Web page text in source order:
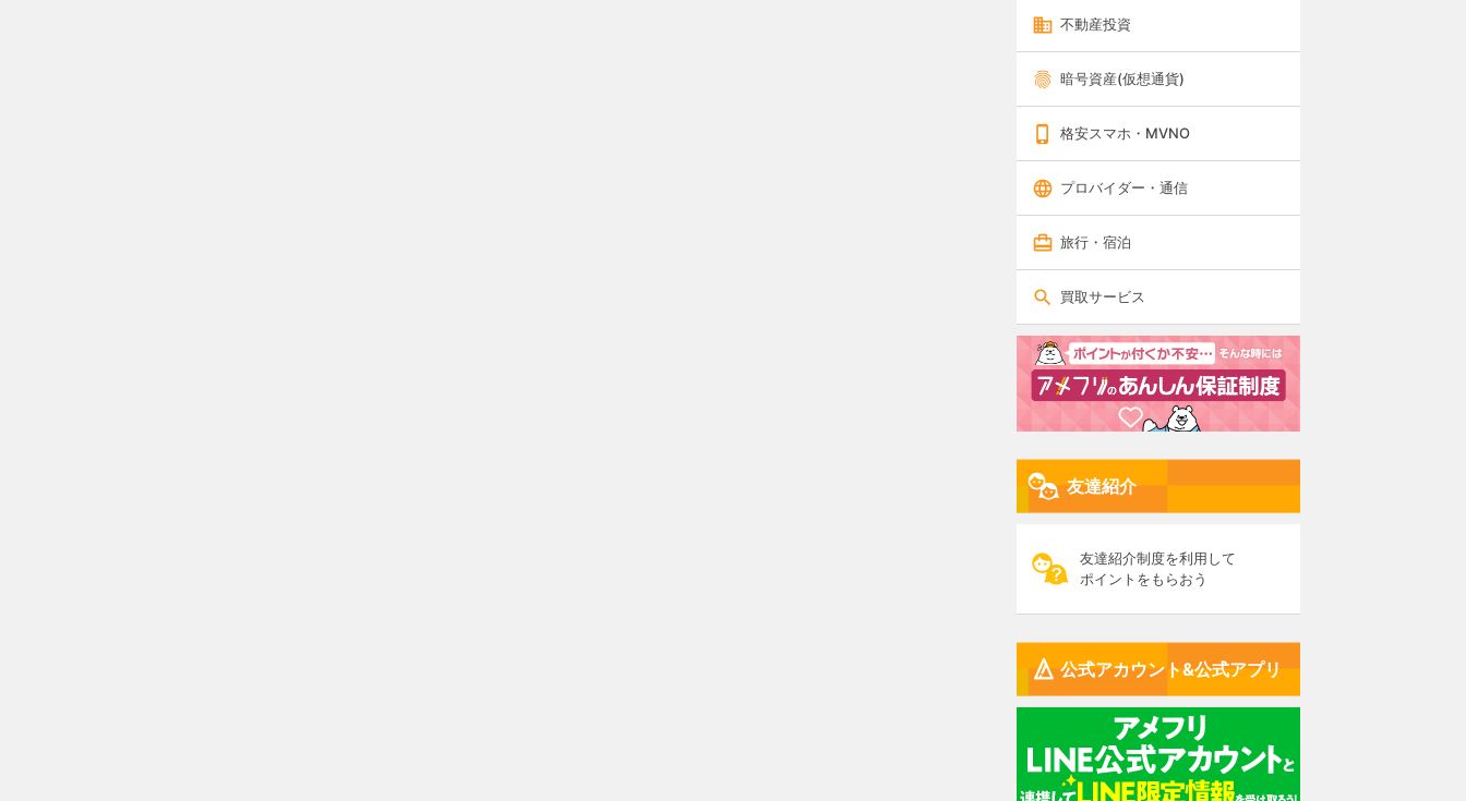
不動産投資
暗号資産(仮想通貨)
格安スマホ・MVNO
プロバイダー・通信
旅行・宿泊
買取サービス
友達紹介
友達紹介制度を利用して
ポイントをもらおう
公式アカウント&公式アプリ